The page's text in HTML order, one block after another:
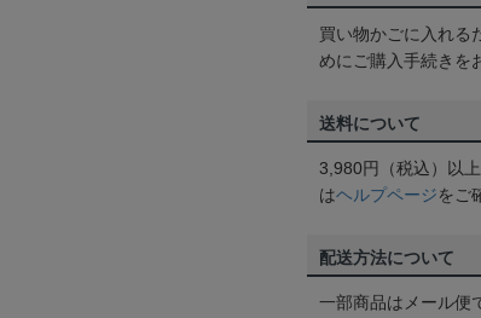
買い物かごに入れる
めにご購入手続きを
送料について
3,980円（税込）以
はヘルプページをご
配送方法について
一部商品はメール便